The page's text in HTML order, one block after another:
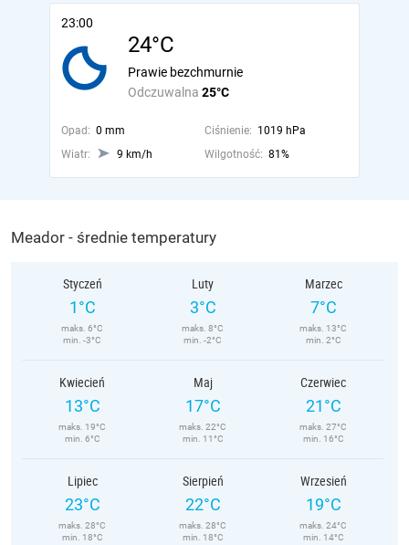
23:00
24°C
Odczuwalna 25°C
Prawie bezchmurnie
Opad: 0 mm Ciśnienie: 1019 hPa
Wiatr:
9 km/h Wilgotność: 81%
Meador - średnie temperatury
Styczeń
1°C
maks. 6°C
min. -3°C
Luty
3°C
maks. 8°C
min. -2°C
Marzec
7°C
maks. 13°C
min. 2°C
Kwiecień
13°C
maks. 19°C
min. 6°C
Maj
17°C
maks. 22°C
min. 11°C
Czerwiec
21°C
maks. 27°C
min. 16°C
Lipiec
23°C
maks. 28°C
min. 18°C
Sierpień
22°C
maks. 28°C
min. 18°C
Wrzesień
19°C
maks. 24°C
min. 14°C